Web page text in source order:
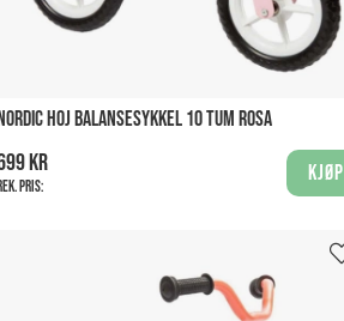
NORDIC HOJ BALANSESYKKEL 10 TUM ROSA
kr
Rek. pris:
Kjøp